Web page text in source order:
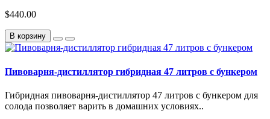
$440.00
В корзину
Пивоварня-дистиллятор гибридная 47 литров с бункером
Гибридная пивоварня-дистиллятор 47 литров с бункером для
солода позволяет варить в домашних условиях..